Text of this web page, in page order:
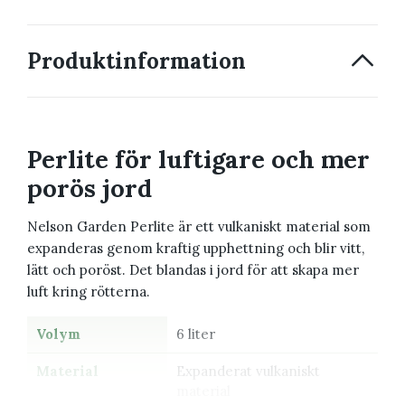
Produktinformation
Perlite för luftigare och mer
porös jord
Nelson Garden Perlite är ett vulkaniskt material som
expanderas genom kraftig upphettning och blir vitt,
lätt och poröst. Det blandas i jord för att skapa mer
luft kring rötterna.
Volym 6 liter
Material
Expanderat vulkaniskt